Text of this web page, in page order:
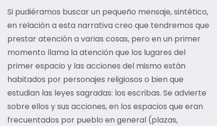
Si pudiéramos buscar un pequeño mensaje, sintético,
en relación a esta narrativa creo que tendremos que
prestar atención a varias cosas, pero en un primer
momento llama la atención que los lugares del
primer espacio y las acciones del mismo están
habitados por personajes religiosos o bien que
estudian las leyes sagradas: los escribas. Se advierte
sobre ellos y sus acciones, en los espacios que eran
frecuentados por pueblo en general (plazas,